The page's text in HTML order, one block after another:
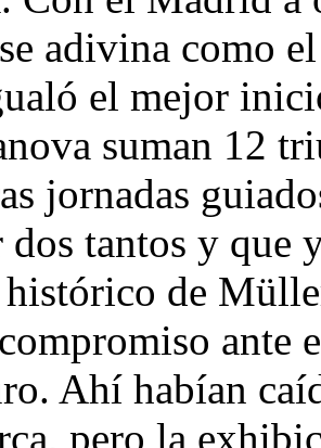
adivina como
el mejor
suman 12
jornadas
dos tantos y que
de
ante
Ahí habían
pero la